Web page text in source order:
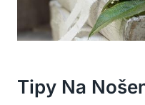
Tipy Na